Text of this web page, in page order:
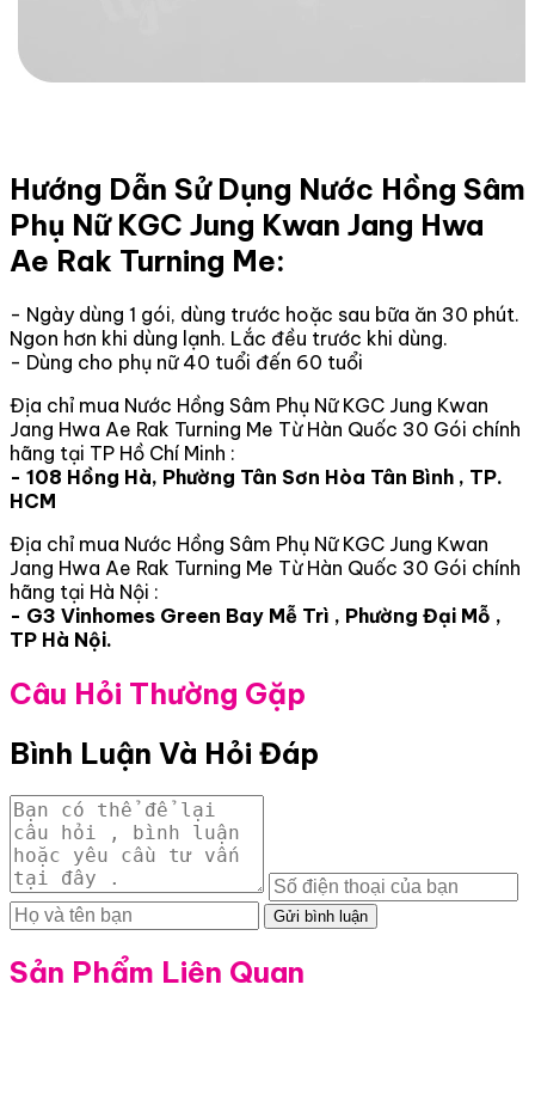
Hướng Dẫn Sử Dụng Nước Hồng Sâm
Phụ Nữ KGC Jung Kwan Jang Hwa
Ae Rak Turning Me:
- Ngày dùng 1 gói, dùng trước hoặc sau bữa ăn 30 phút.
Ngon hơn khi dùng lạnh. Lắc đều trước khi dùng.
- Dùng cho phụ nữ 40 tuổi đến 60 tuổi
Địa chỉ mua Nước Hồng Sâm Phụ Nữ KGC Jung Kwan
Jang Hwa Ae Rak Turning Me Từ Hàn Quốc 30 Gói chính
hãng tại TP Hồ Chí Minh :
- 108 Hồng Hà, Phường Tân Sơn Hòa Tân Bình , TP.
HCM
Địa chỉ mua Nước Hồng Sâm Phụ Nữ KGC Jung Kwan
Jang Hwa Ae Rak Turning Me Từ Hàn Quốc 30 Gói chính
hãng tại Hà Nội :
- G3 Vinhomes Green Bay Mễ Trì , Phường Đại Mỗ ,
TP Hà Nội.
Câu Hỏi Thường Gặp
Bình Luận Và Hỏi Đáp
Gửi bình luận
Sản Phẩm Liên Quan